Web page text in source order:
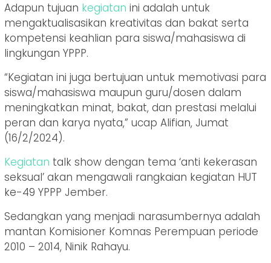
Adapun tujuan kegiatan ini adalah untuk
mengaktualisasikan kreativitas dan bakat serta
kompetensi keahlian para siswa/mahasiswa di
lingkungan YPPP.
“Kegiatan ini juga bertujuan untuk memotivasi para
siswa/mahasiswa maupun guru/dosen dalam
meningkatkan minat, bakat, dan prestasi melalui
peran dan karya nyata,” ucap Alifian, Jumat
(16/2/2024).
Kegiatan talk show dengan tema ‘anti kekerasan
seksual’ akan mengawali rangkaian kegiatan HUT
ke-49 YPPP Jember.
Sedangkan yang menjadi narasumbernya adalah
mantan Komisioner Komnas Perempuan periode
2010 – 2014, Ninik Rahayu.